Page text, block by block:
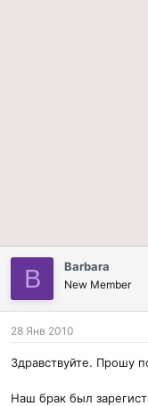
B Barbara
New Member
28 Янв 2010
Здравствуйте. Прошу
Наш брак был